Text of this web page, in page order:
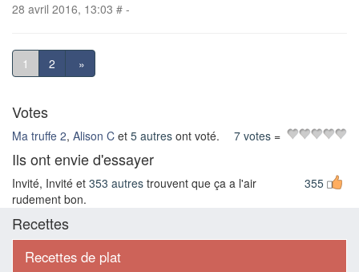
28 avril 2016, 13:03 # -
1 2 »
Votes
Ma truffe 2, Alison C et 5 autres ont voté. =
7 votes
Ils ont envie d'essayer
355
Invité, Invité et 353 autres trouvent que ça a l'air
rudement bon.
Recettes
Recettes de plat